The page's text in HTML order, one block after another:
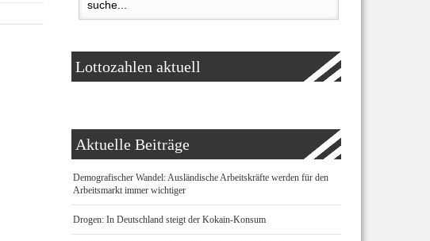
Lottozahlen aktuell
Aktuelle Beiträge
Demografischer Wandel: Ausländische Arbeitskräfte werden für den
Arbeitsmarkt immer wichtiger
Drogen: In Deutschland steigt der Kokain-Konsum